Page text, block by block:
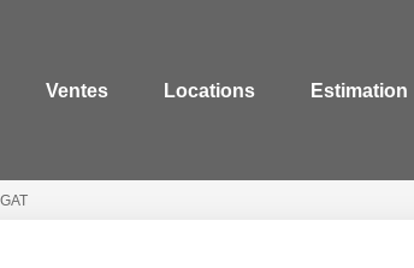
Ventes Locations Estimation